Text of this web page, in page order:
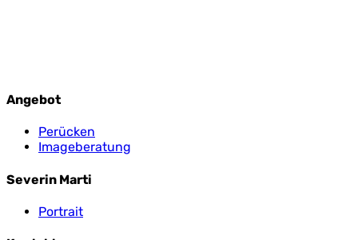
Angebot
Perücken
Imageberatung
Severin Marti
Portrait